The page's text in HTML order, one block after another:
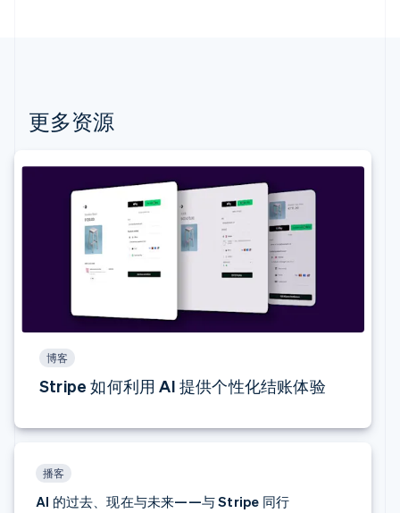
更多资源
博客
Stripe 如何利用 AI 提供个性化结账体验
播客
AI 的过去、现在与未来——与 Stripe 同行
English
爱尔兰
English
爱沙尼亚
English
奥地利
澳大利亚
巴西
保加利亚
比利时
波兰
English
丹麦